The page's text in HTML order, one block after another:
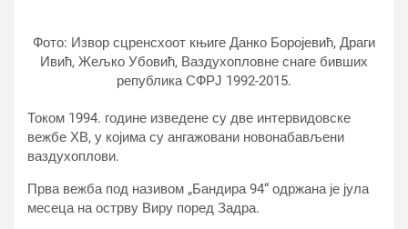
Фото: Извор сцренсхоот књиге Данко Боројевић, Драги
Ивић, Жељко Убовић, Ваздухопловне снаге бивших
република СФРЈ 1992-2015.
Током 1994. године изведене су две интервидовске
вежбе ХВ, у којима су ангажовани новонабављени
ваздухоплови.
Прва вежба под називом „Бандира 94“ одржана је јула
месеца на острву Виру поред Задра.